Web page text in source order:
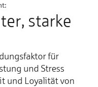
starke
für
und Stress
und Loyalität von